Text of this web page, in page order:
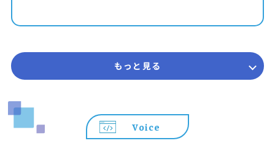
もっと見る
Voice